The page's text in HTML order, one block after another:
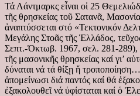
Τά Λάντμαρκς εἶναι οἱ 25
τῆς θρησκείας τοῦ Σατανᾶ,
ἀναπτύσσεται στό «Τεκτονικόν
Μεγάλης Στοᾶς τῆς Ἑλλάδος,
Σεπτ.-Ὀκτωβ. 1967, σελ. 281-289),
τῆς μασονικῆς θρησκείας καί γι’
δύναται νά τά θίξῃ ἤ
ἀπομείνωσι διά παντός καί θά
ἐξακολουθεῖ νά ὑφίσταται καί ὁ